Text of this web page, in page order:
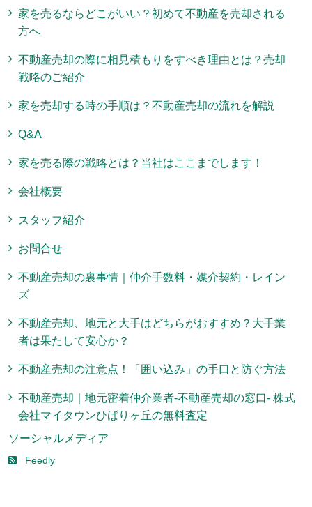
家を売るならどこがいい？初めて不動産を売却される
方へ
不動産売却の際に相見積もりをすべき理由とは？売却
戦略のご紹介
家を売却する時の手順は？不動産売却の流れを解説
Q&A
家を売る際の戦略とは？当社はここまでします！
会社概要
スタッフ紹介
お問合せ
不動産売却の裏事情｜仲介手数料・媒介契約・レイン
ズ
不動産売却、地元と大手はどちらがおすすめ？大手業
者は果たして安心か？
不動産売却の注意点！「囲い込み」の手口と防ぐ方法
不動産売却｜地元密着仲介業者-不動産売却の窓口- 株式
会社マイタウンひばりヶ丘の無料査定
ソーシャルメディア
Feedly